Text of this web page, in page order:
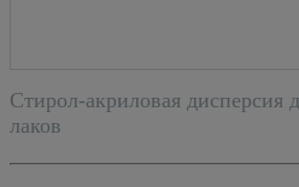
Стирол-акриловая дисперсия
лаков